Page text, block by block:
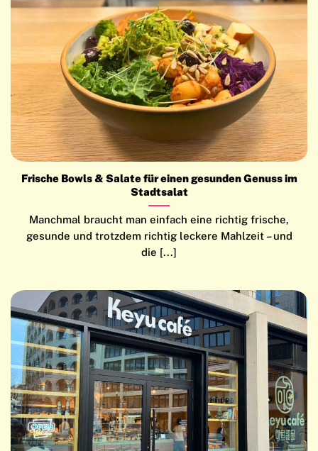
Frische Bowls & Salate für einen gesunden Genuss im
Stadtsalat
Manchmal braucht man einfach eine richtig frische,
gesunde und trotzdem richtig leckere Mahlzeit – und
die [...]